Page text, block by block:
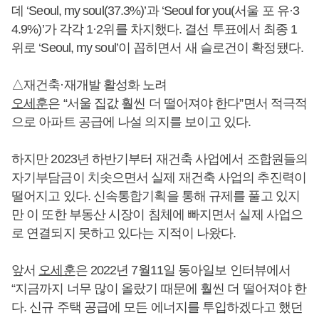
데 ‘Seoul, my soul(37.3%)’과 ‘Seoul for you(서울 포 유·3
4.9%)’가 각각 1·2위를 차지했다. 결선 투표에서 최종 1
위로 ‘Seoul, my soul’이 꼽히면서 새 슬로건이 확정됐다.
△재건축·재개발 활성화 노려
오세훈은 “서울 집값 훨씬 더 떨어져야 한다”면서 적극적
으로 아파트 공급에 나설 의지를 보이고 있다.
하지만 2023년 하반기부터 재건축 사업에서 조합원들의
자기부담금이 치솟으면서 실제 재건축 사업의 추진력이
떨어지고 있다. 신속통합기획을 통해 규제를 풀고 있지
만 이 또한 부동산 시장이 침체에 빠지면서 실제 사업으
로 연결되지 못하고 있다는 지적이 나왔다.
앞서 오세훈은 2022년 7월11일 동아일보 인터뷰에서
“지금까지 너무 많이 올랐기 때문에 훨씬 더 떨어져야 한
다. 신규 주택 공급에 모든 에너지를 투입하겠다고 했던